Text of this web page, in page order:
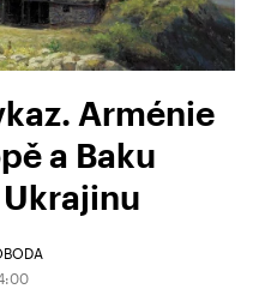
Arménie
a Baku